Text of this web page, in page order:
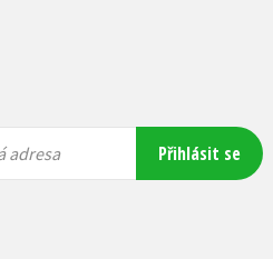
adresa Přihlásit se